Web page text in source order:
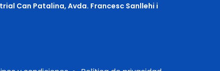
Can Patalina, Avda. Francesc Sanllehi i